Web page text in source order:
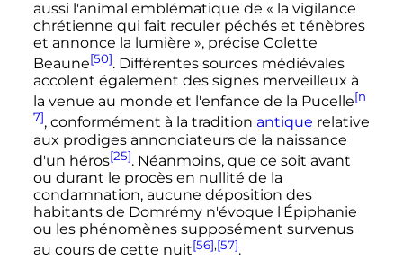
aussi l'animal emblématique de « la vigilance
chrétienne qui fait reculer péchés et ténèbres
et annonce la lumière », précise Colette
Beaune[50]. Différentes sources médiévales
accolent également des signes merveilleux à
la venue au monde et l'enfance de la Pucelle[n
7], conformément à la tradition antique relative
aux prodiges annonciateurs de la naissance
d'un héros[25]. Néanmoins, que ce soit avant
ou durant le procès en nullité de la
condamnation, aucune déposition des
habitants de Domrémy n'évoque l'Épiphanie
ou les phénomènes supposément survenus
au cours de cette nuit[56],[57].